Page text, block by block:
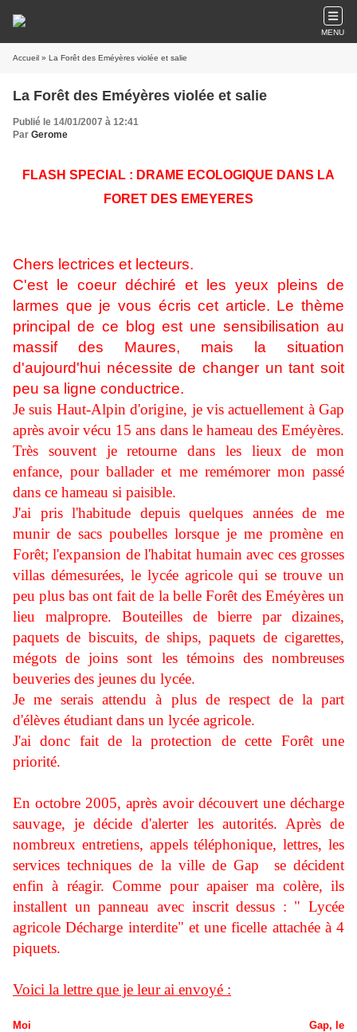
MENU
Accueil » La Forêt des Eméyères violée et salie
La Forêt des Eméyères violée et salie
Publié le 14/01/2007 à 12:41
Par Gerome
FLASH SPECIAL : DRAME ECOLOGIQUE DANS LA
FORET DES EMEYERES
Chers lectrices et lecteurs.
C'est le coeur déchiré et les yeux pleins de
larmes que je vous écris cet article. Le thème
principal de ce blog est une sensibilisation au
massif des Maures, mais la situation
d'aujourd'hui nécessite de changer un tant soit
peu sa ligne conductrice.
Je suis Haut-Alpin d'origine, je vis actuellement à Gap
après avoir vécu 15 ans dans le hameau des Eméyères.
Très souvent je retourne dans les lieux de mon
enfance, pour ballader et me remémorer mon passé
dans ce hameau si paisible.
J'ai pris l'habitude depuis quelques années de me
munir de sacs poubelles lorsque je me promène en
Forêt; l'expansion de l'habitat humain avec ces grosses
villas démesurées, le lycée agricole qui se trouve un
peu plus bas ont fait de la belle Forêt des Eméyères un
lieu malpropre. Bouteilles de bierre par dizaines,
paquets de biscuits, de ships, paquets de cigarettes,
mégots de joins sont les témoins des nombreuses
beuveries des jeunes du lycée.
Je me serais attendu à plus de respect de la part
d'élèves étudiant dans un lycée agricole.
J'ai donc fait de la protection de cette Forêt une
priorité.
En octobre 2005, après avoir découvert une décharge
sauvage, je décide d'alerter les autorités. Après de
nombreux entretiens, appels téléphonique, lettres, les
services techniques de la ville de Gap se décident
enfin à réagir. Comme pour apaiser ma colère, ils
installent un panneau avec inscrit dessus : " Lycée
agricole Décharge interdite" et une ficelle attachée à 4
piquets.
Voici la lettre que je leur ai envoyé :
Moi Gap, le